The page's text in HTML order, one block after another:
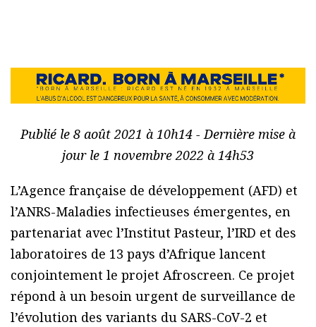
Publié le 8 août 2021 à 10h14 - Dernière mise à
jour le 1 novembre 2022 à 14h53
L’Agence française de développement (AFD) et
l’ANRS-Maladies infectieuses émergentes, en
partenariat avec l’Institut Pasteur, l’IRD et des
laboratoires de 13 pays d’Afrique lancent
conjointement le projet Afroscreen. Ce projet
répond à un besoin urgent de surveillance de
l’évolution des variants du SARS-CoV-2 et